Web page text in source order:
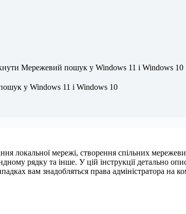
Мережевий пошук у Windows 11 і Windows 10
у Windows 11 і Windows 10
локальної мережі, створення спільних
рядку та інше. У цій інструкції детально
вам знадобляться права адміністратора на